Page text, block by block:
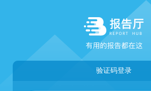
验证码登录